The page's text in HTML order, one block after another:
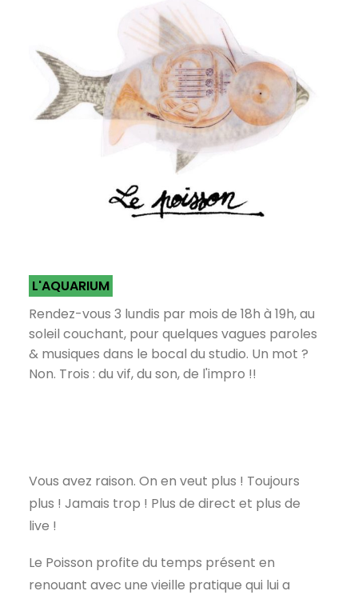
L'AQUARIUM
Rendez-vous 3 lundis par mois de 18h à 19h, au
soleil couchant, pour quelques vagues paroles
& musiques dans le bocal du studio. Un mot ?
Non. Trois : du vif, du son, de l'impro !!
Vous avez raison. On en veut plus ! Toujours
plus ! Jamais trop ! Plus de direct et plus de
live !
Le Poisson profite du temps présent en
renouant avec une vieille pratique qui lui a